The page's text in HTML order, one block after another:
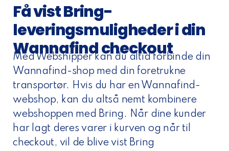
Få vist Bring-
leveringsmuligheder i din
Wannafind checkout
Med Webshipper kan du altid forbinde din
Wannafind-shop med din foretrukne
transportør. Hvis du har en Wannafind-
webshop, kan du altså nemt kombinere
webshoppen med Bring. Når dine kunder
har lagt deres varer i kurven og når til
checkout, vil de blive vist Bring